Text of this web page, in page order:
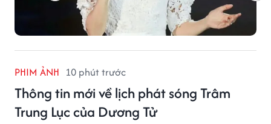
PHIM ẢNH 10 phút trước
Thông tin mới về lịch phát sóng Trâm
Trung Lục của Dương Tử